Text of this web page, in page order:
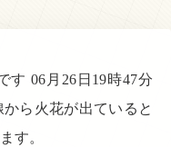
す 06月26日19時47分
ら火花が出ていると
す。